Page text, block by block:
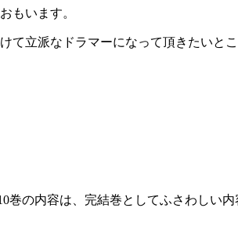
もいます。
て立派なドラマーになって頂きたいとこ
の内容は、完結巻としてふさわしい内